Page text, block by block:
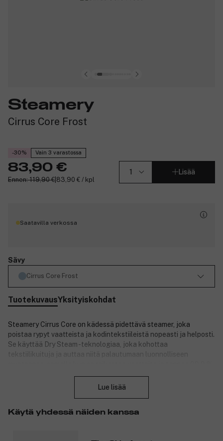
Steamery
Cirrus Core Frost
-30% Vain 3 varastossa
83,90 €
Ennen: 119,90 € 83,90 € / kpl
Lisää
Saatavilla verkossa
Sävy
Cirrus Core Frost
TuotekuvausYksityiskohdat
Steamery Cirrus Core on kädessä pidettävä steamer, joka
poistaa rypyt vaatteista ja kodintekstiileistä nopeasti ja helposti.
Se käyttää Dry Steam -teknologiaa, joka kohottaa
tekstiilikuituja ja auttaa niitä palautumaan luonnolliseen
vaatteisiin vesitahroja. Steameria voi käyttää ilman silityslautaa
näkyvä vesisäiliö vedenpinnan helppoa tarkistamista varten sekä
Lue lisää
Käytä yhdessä näiden kanssa